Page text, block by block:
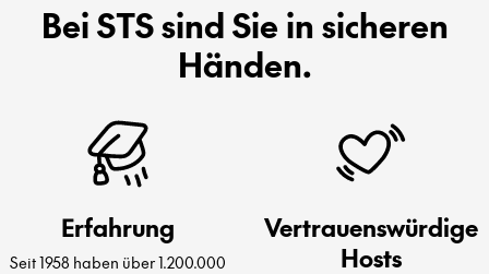
Bei STS sind Sie in sicheren
Händen.
Erfahrung
Seit 1958 haben über 1.200.000
Vertrauenswürdige
Hosts